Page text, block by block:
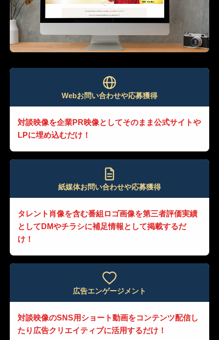
Webお問い合わせや応募獲得
対談映像を企業PR映像としてそのまま公式サイトや
LPに埋め込むだけ！
紙媒体お問い合わせや応募獲得
タレント肖像を含む番組ロゴ画像を第三者評価実績
として DMやチラシに補足情報として掲載するだ
け！
広告エンゲージメント
対談映像のSNS用ショート動画をコンテンツ配信し
たり 広告クリエイティブに活用するだけ！